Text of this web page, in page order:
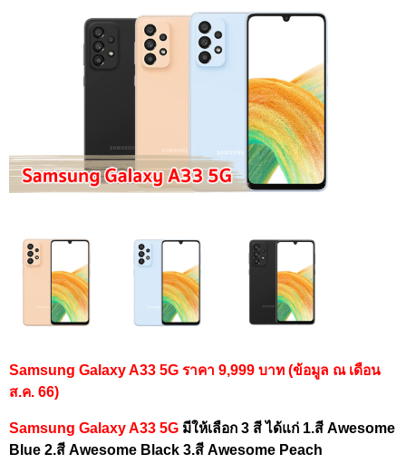
Samsung Galaxy A33 5G ราคา 9,999 บาท (ข้อมูล ณ เดือน
ส.ค. 66)
Samsung Galaxy A33 5G มีให้เลือก 3 สี ได้แก่ 1.สี Awesome
Blue 2.สี Awesome Black 3.สี Awesome Peach